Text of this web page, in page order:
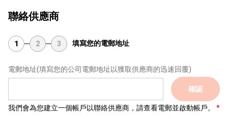
聯絡供應商
1 2 3 填寫您的電郵地址
電郵地址(填寫您的公司電郵地址以獲取供應商的迅速回覆)
確認
我們會為您建立一個帳戶以聯絡供應商，請查看電郵並啟動帳戶。